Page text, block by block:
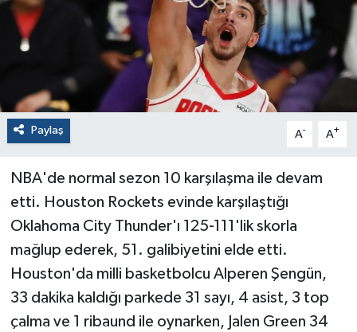
Paylaş A- A+
NBA'de normal sezon 10 karşılaşma ile devam
etti. Houston Rockets evinde karşılaştığı
Oklahoma City Thunder'ı 125-111'lik skorla
mağlup ederek, 51. galibiyetini elde etti.
Houston'da milli basketbolcu Alperen Şengün,
33 dakika kaldığı parkede 31 sayı, 4 asist, 3 top
çalma ve 1 ribaund ile oynarken, Jalen Green 34